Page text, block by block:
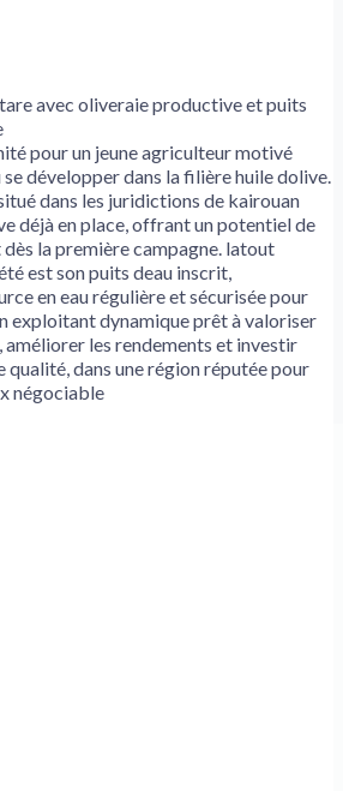
avec oliveraie productive et puits
pour un jeune agriculteur motivé
développer dans la filière huile dolive.
dans les juridictions de kairouan
déjà en place, offrant un potentiel de
la première campagne. latout
est son puits deau inscrit,
en eau régulière et sécurisée pour
exploitant dynamique prêt à valoriser
les rendements et investir
qualité, dans une région réputée pour
négociable